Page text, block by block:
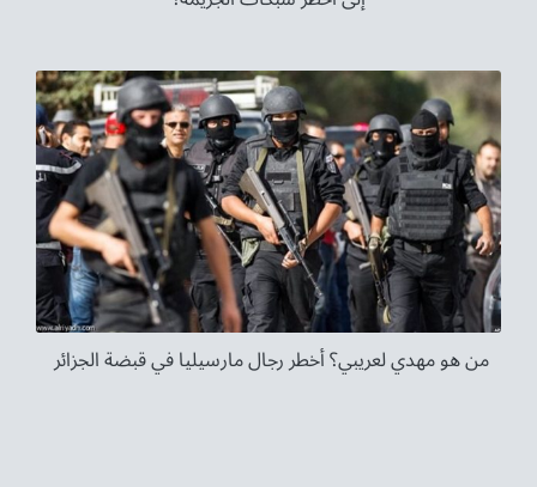
من هو مهدي لعريبي؟ أخطر رجال مارسيليا في قبضة الجزائر